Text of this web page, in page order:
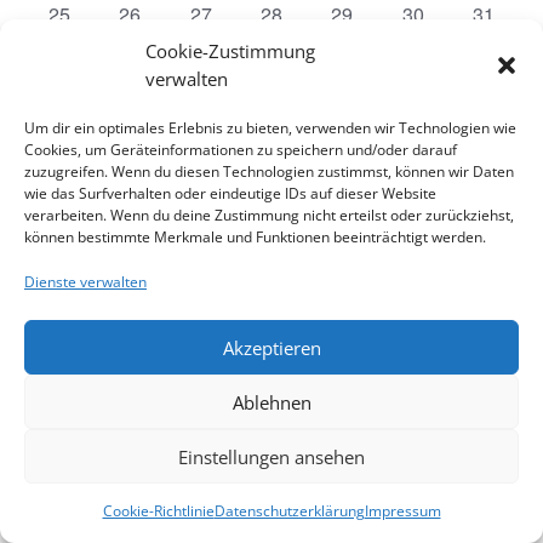
Cookie-Zustimmung
verwalten
Um dir ein optimales Erlebnis zu bieten, verwenden wir Technologien wie
Cookies, um Geräteinformationen zu speichern und/oder darauf
zuzugreifen. Wenn du diesen Technologien zustimmst, können wir Daten
wie das Surfverhalten oder eindeutige IDs auf dieser Website
verarbeiten. Wenn du deine Zustimmung nicht erteilst oder zurückziehst,
können bestimmte Merkmale und Funktionen beeinträchtigt werden.
Dienste verwalten
Akzeptieren
Ablehnen
Einstellungen ansehen
Cookie-RichtlinieDatenschutzerklärungImpressum
0
Veranstaltungen
25
0
Veranstaltungen
26
0
Veranstaltungen
27
0
Veranstaltungen
28
0
29
0
30
0
31
Kalender abonnieren
Kontakt
Datenschutzerklärung
Cookie-Richtlinie (EU)